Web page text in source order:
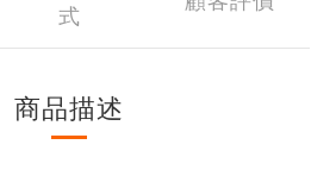
式
商品描述